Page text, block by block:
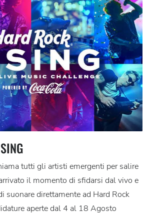
tutti gli artisti emergenti per salire
il momento di sfidarsi dal vivo e
suonare direttamente ad Hard Rock
aperte dal 4 al 18 Agosto